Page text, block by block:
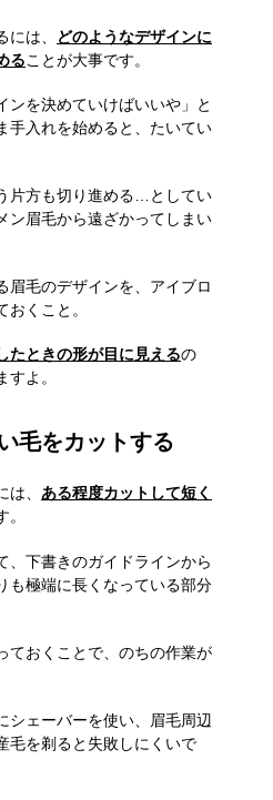
は、
どのようなデザインに
ることが大事です。
ンを決めていけばいいや」と
手入れを始めると、たいてい
片方も切り進める…としてい
ン眉毛から遠ざかってしまい
眉毛のデザインを、アイブロ
くこと。
たときの形が目に見えるの
よ。
毛をカットする
、 ある程度カットして短く
、下書きのガイドラインから
も極端に長くなっている部分
ておくことで、のちの作業が
シェーバーを使い、眉毛周辺
毛を剃ると失敗しにくいで